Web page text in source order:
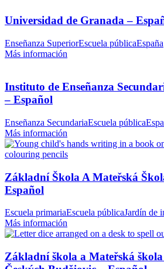
Universidad de Granada –
Enseñanza SuperiorEscuela públicaEspaña
Más información
Instituto de Enseñanza
– Español
Enseñanza SecundariaEscuela pública
Más información
Základní Škola A Mateřská
Español
Escuela primariaEscuela públicaJardín de
Más información
Základní škola a Mateřská